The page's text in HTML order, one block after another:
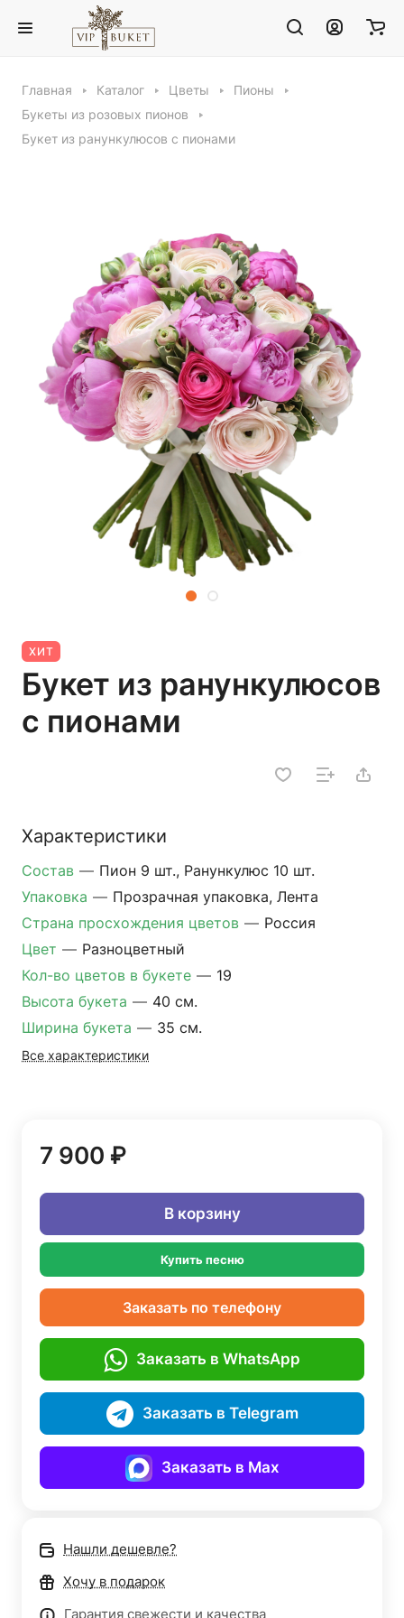
Главная Каталог Цветы
Пионы
Букеты из розовых пионов
Букет из ранункулюсов с пионами
ХИТ
Букет из ранункулюсов
с пионами
Характеристики
Состав — Пион 9 шт., Ранункулюс 10 шт.
Упаковка — Прозрачная упаковка, Лента
Страна просхождения цветов — Россия
Цвет — Разноцветный
Кол-во цветов в букете — 19
Высота букета — 40 см.
Ширина букета — 35 см.
Все характеристики
7 900 ₽
В корзину
Купить песню
Заказать по телефону
Заказать в WhatsApp
Заказать в Telegram
Заказать в Max
Нашли дешевле?
Хочу в подарок
Гарантия свежести и качества